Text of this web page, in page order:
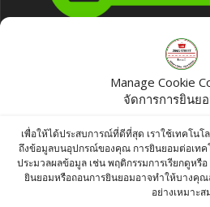
Manage Cookie
จัดการการยินย
เพื่อให้ได้ประสบการณ์ที่ดีที่สุด เราใช้เทคโนโ
ถึงข้อมูลบนอุปกรณ์ของคุณ การยินยอมต่อเทค
ประมวลผลข้อมูล เช่น พฤติกรรมการเรียกดูหรื
ยินยอมหรือถอนการยินยอมอาจทำให้บางคุ
อย่างเหมาะส
Products
KC Mace / Javitri / ดอกจันทร์เทศ
฿150.00
Osterberg Strawberry Fruit
Filling 620g